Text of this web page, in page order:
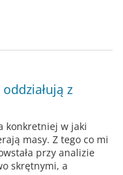
z
konkretniej w jaki
masy. Z tego co mi
przy analizie
skrętnymi, a